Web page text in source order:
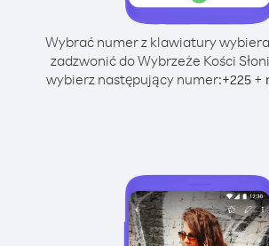
Wybrać numer z klawiatury
zadzwonić do Wybrzeże Kości
wybierz następujący numer:+225 +